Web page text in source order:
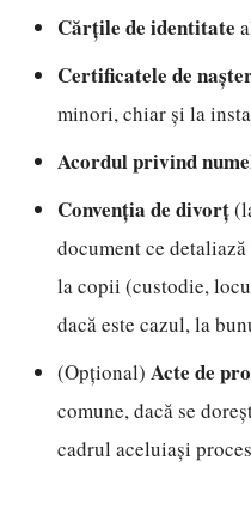
Cărțile de identitate
Certificatele de
minori, chiar și la
Acordul privind
Convenția de divorț
document ce
la copii (custodie,
dacă este cazul, la
(Opțional) Acte de
comune, dacă se
cadrul aceluiași